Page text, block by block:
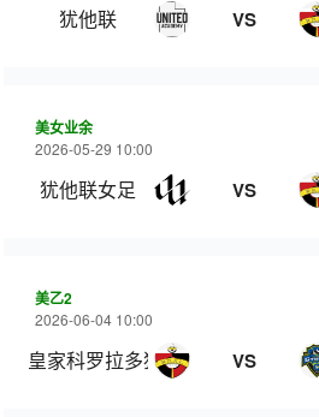
犹他联 VS
美女业余
2026-05-29 10:00
犹他联女足 VS
美乙2
2026-06-04 10:00
皇家科罗拉多狐狸 VS